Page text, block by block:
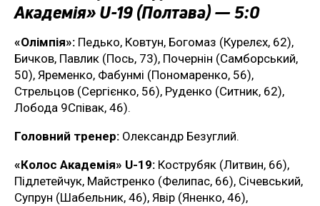
Академія» U-19 (Полтава) — 5:0
«Олімпія»: Педько, Ковтун, Богомаз (Курелєх, 62),
Бичков, Павлик (Пось, 73), Почернін (Самборський,
50), Яременко, Фабунмі (Пономаренко, 56),
Стрельцов (Сергієнко, 56), Руденко (Ситник, 62),
Лобода 9Співак, 46).
Головний тренер: Олександр Безуглий.
«Колос Академія» U-19: Кострубяк (Литвин, 66),
Підлетейчук, Майстренко (Фелипас, 66), Січевський,
Супрун (Шабельник, 46), Явір (Яненко, 46),